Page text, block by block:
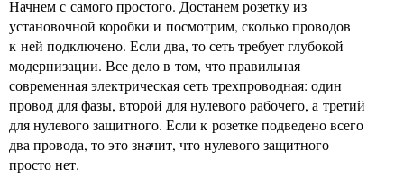
Начнем с самого простого. Достанем розетку из
установочной коробки и посмотрим, сколько проводов
к ней подключено. Если два, то сеть требует глубокой
модернизации. Все дело в том, что правильная
современная электрическая сеть трехпроводная: один
провод для фазы, второй для нулевого рабочего, а третий
для нулевого защитного. Если к розетке подведено всего
два провода, то это значит, что нулевого защитного
просто нет.